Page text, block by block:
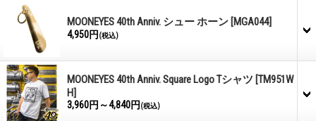
MOONEYES 40th Anniv. シュー ホーン [MGA044]
4,950円(税込)
MOONEYES 40th Anniv. Square Logo Tシャツ [TM951W
H]
3,960円～4,840円(税込)